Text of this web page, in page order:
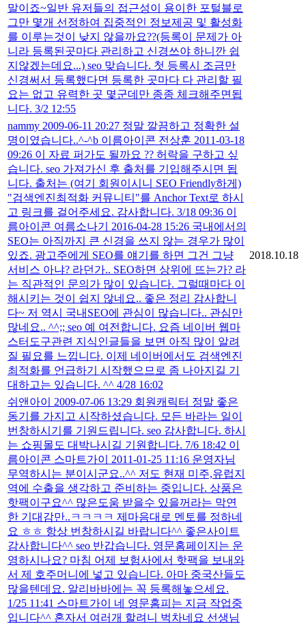
말이죠~일반 유저들의 접근성이 용이한 포털블로
그만 몇개 선정하여 집중적인 정보제공 및 활성화
를 이루는것이 낮지 않을까요??(등록이 문제가 아
니라 등록된곳마다 관리하고 신경쓰야 하니깐 쉽
지않겠는데요...) seo 맞습니다. 첫 등록시 조금만
신경써서 등록했다면 등록한 곳마다 다 관리할 필
요는 없고 유력한 곳 몇군데만 종종 체크해주면됩
니다. 3/2 12:55
nammy 2009-06-11 20:27 정말 깔끔하고 정확한 설
명이였습니다..^-^b 이름아이콘 전상훈 2011-03-18
09:26 이 자료 퍼가도 될까요 ?? 허락을 구하고 싶
습니다. seo 가져가신 후 출처를 기입해주시면 됩
니다. 출처는 (여기 회원이시니 SEO Friendly하게)
"검색엔진최적화 커뮤니티"를 Anchor Text로 하시
고 링크를 걸어주세요. 감사합니다. 3/18 09:36 이
름아이콘 여름소나기 2016-04-28 15:26 국내에서의
SEO는 아직까지 큰 신경을 쓰지 않는 경우가 많이
있죠. 광고주에게 SEO를 얘기를 하면 그건 그냥
서비스 아냐? 라던가.. SEO하면 상위에 뜨는가? 라
는 직관적인 문의가 많이 있습니다. 그럴때마다 이
해시키는 것이 쉽지 않네요.. 좋은 정리 감사합니
다~ 저 역시 국내SEO에 관심이 많습니다.. 관심만
많네요.. ^^;; seo 예 여전합니다. 요즘 네이버 웹마
스터도구관련 지식인글들을 보면 아직 많이 알려
질 필요를 느낍니다. 이제 네이버에서도 검색엔진
최적화를 언급하기 시작했으므로 좀 나아지길 기
대하고는 있습니다. ^^ 4/28 16:02
2018.10.18
쉬앤아이 2009-07-06 13:29 회원캐릭터 정말 좋은
동기를 가지고 시작하셨습니다. 모든 바라는 일이
번창하시기를 기원드립니다. seo 감사합니다. 하시
는 쇼핑몰도 대박나시길 기원합니다. 7/6 18:42 이
름아이콘 스마트가이 2011-01-25 11:16 운영자님
무역하시는 분이시군요..^^ 저도 현재 미주,유럽지
역에 수출을 생각하고 준비하는 중입니다. 상품은
핫팩이구요^^ 많은도움 받을수 있을꺼라는 막연
한 기대감만..ㅋㅋㅋㅋ 제마음대로 멘토를 정하네
요 ㅎㅎ 항상 번창하시길 바랍니다^^ 좋은사이트
감사합니다^^ seo 반갑습니다. 영문홈페이지는 운
영하시나요? 마침 어제 보험사에서 핫팩을 보내와
서 제 호주머니에 넣고 있습니다. 아마 중국산들도
많을텐데요. 알리바바에는 꼭 등록해놓으세요.
1/25 11:41 스마트가이 네 영문홈피는 지금 작업중
입니다^^ 혼자서 여러개 할려니 벅차네요 선생님